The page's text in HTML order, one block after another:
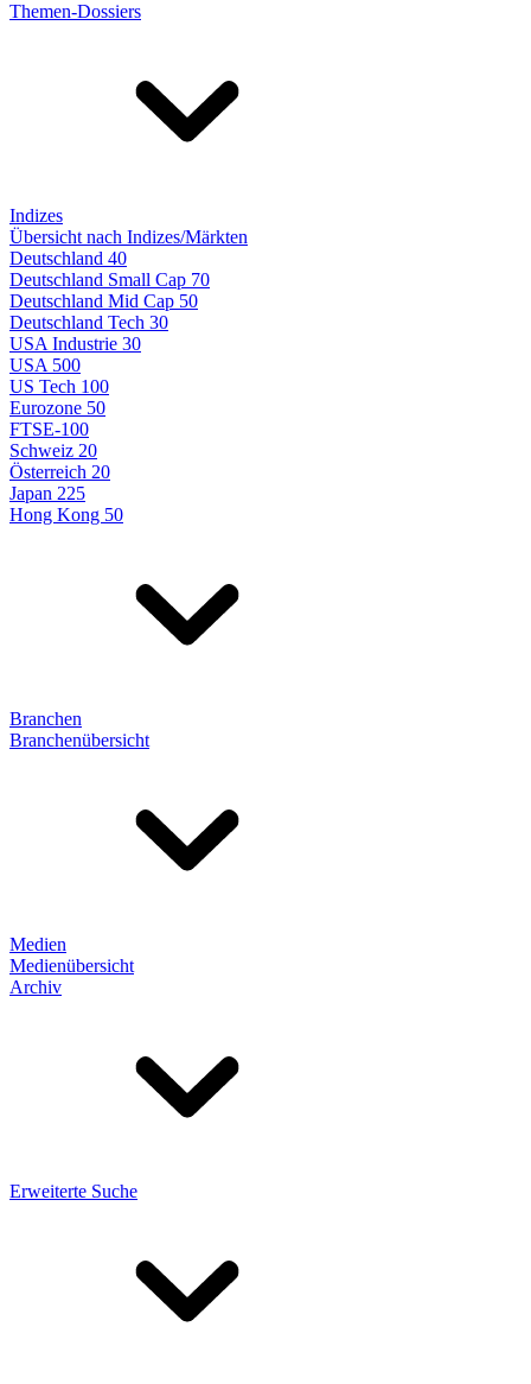
Themen-Dossiers
Indizes
Übersicht nach Indizes/Märkten
Deutschland 40
Deutschland Small Cap 70
Deutschland Mid Cap 50
Deutschland Tech 30
USA Industrie 30
USA 500
US Tech 100
Eurozone 50
FTSE-100
Schweiz 20
Österreich 20
Japan 225
Hong Kong 50
Branchen
Branchenübersicht
Medien
Medienübersicht
Archiv
Erweiterte Suche